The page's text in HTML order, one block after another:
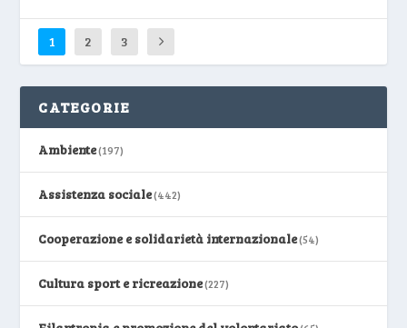
1 2 3
CATEGORIE
Ambiente(197)
Assistenza sociale(442)
Cooperazione e solidarietà internazionale(54)
Cultura sport e ricreazione(227)